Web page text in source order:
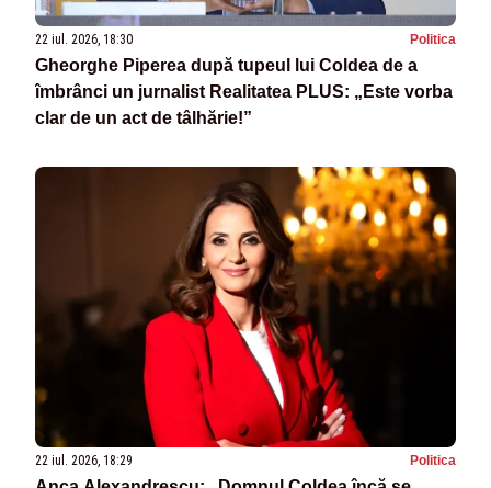
22 iul. 2026, 18:30 Politica
Gheorghe Piperea după tupeul lui Coldea de a
îmbrânci un jurnalist Realitatea PLUS: „Este vorba
clar de un act de tâlhărie!”
22 iul. 2026, 18:29 Politica